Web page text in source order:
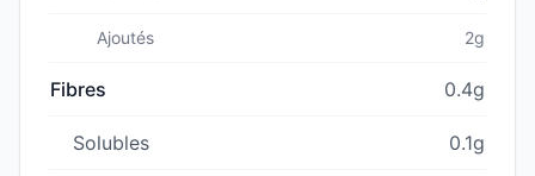
Ajoutés 2g
Fibres 0.4g
Solubles 0.1g